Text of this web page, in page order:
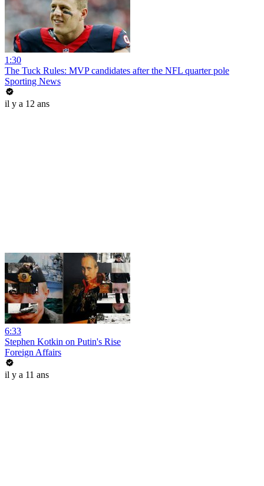
1:30
The Tuck Rules: MVP candidates after the NFL quarter pole
Sporting News
il y a 12 ans
6:33
Stephen Kotkin on Putin's Rise
Foreign Affairs
il y a 11 ans